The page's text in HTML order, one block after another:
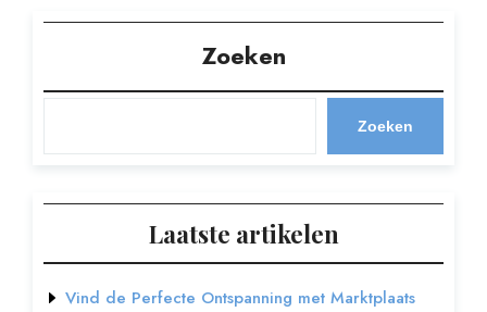
Zoeken
Zoeken
Laatste artikelen
Vind de Perfecte Ontspanning met Marktplaats